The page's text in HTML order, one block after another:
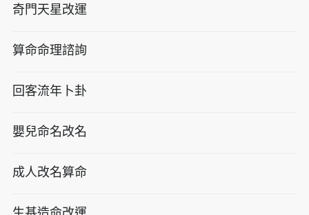
奇門天星改運
算命命理諮詢
回客流年卜卦
嬰兒命名改名
成人改名算命